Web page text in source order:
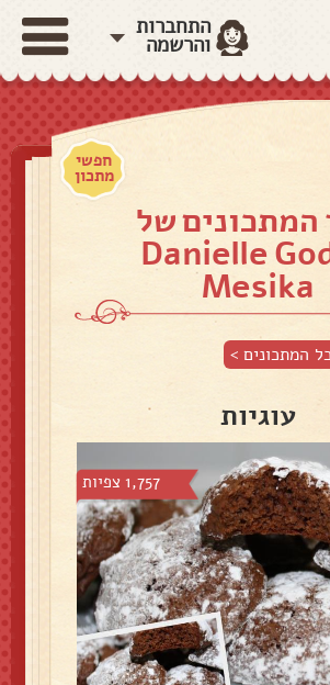
התחברות
והרשמה
חפשי
מתכון
המתכונים של
Danielle
Mesika
המתכונים >
עוגיות
1,757 צפיות